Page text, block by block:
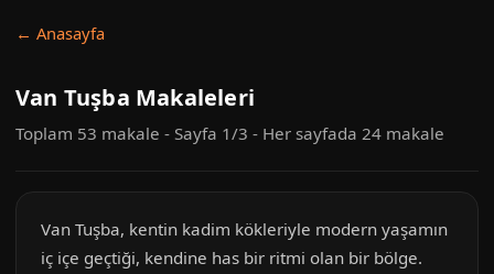
← Anasayfa
Van Tuşba Makaleleri
Toplam 53 makale - Sayfa 1/3 - Her sayfada 24 makale
Van Tuşba, kentin kadim kökleriyle modern yaşamın
iç içe geçtiği, kendine has bir ritmi olan bir bölge.